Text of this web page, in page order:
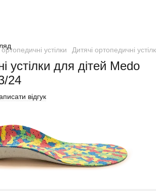
ортопедичні устілки Дитячі ортопедичні
устілки для дітей Medo
24
відгук